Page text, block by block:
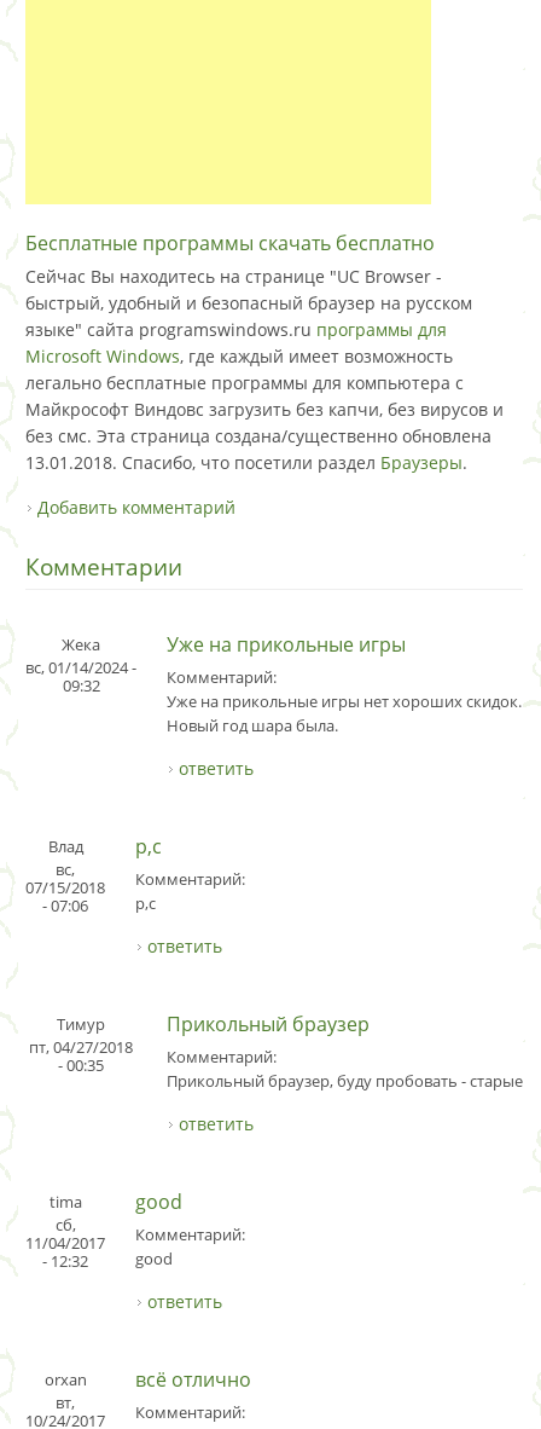
Бесплатные программы скачать бесплатно
Сейчас Вы находитесь на странице "UC Browser -
быстрый, удобный и безопасный браузер на русском
языке" сайта programswindows.ru программы для
Microsoft Windows, где каждый имеет возможность
легально бесплатные программы для компьютера с
Майкрософт Виндовс загрузить без капчи, без вирусов и
без смс. Эта страница создана/существенно обновлена
13.01.2018. Спасибо, что посетили раздел Браузеры.
Добавить комментарий
Комментарии
Жека
вс, 01/14/2024 -
09:32
Уже на прикольные игры
Комментарий:
Уже на прикольные игры нет хороших скидок. А
Новый год шара была.
ответить
Влад
вс,
07/15/2018
- 07:06
p,c
Комментарий:
p,c
ответить
Тимур
пт, 04/27/2018
- 00:35
Прикольный браузер
Комментарий:
Прикольный браузер, буду пробовать - старые
ответить
tima
сб,
11/04/2017
- 12:32
good
Комментарий:
good
ответить
orxan
вт,
10/24/2017
всё отлично
Комментарий: